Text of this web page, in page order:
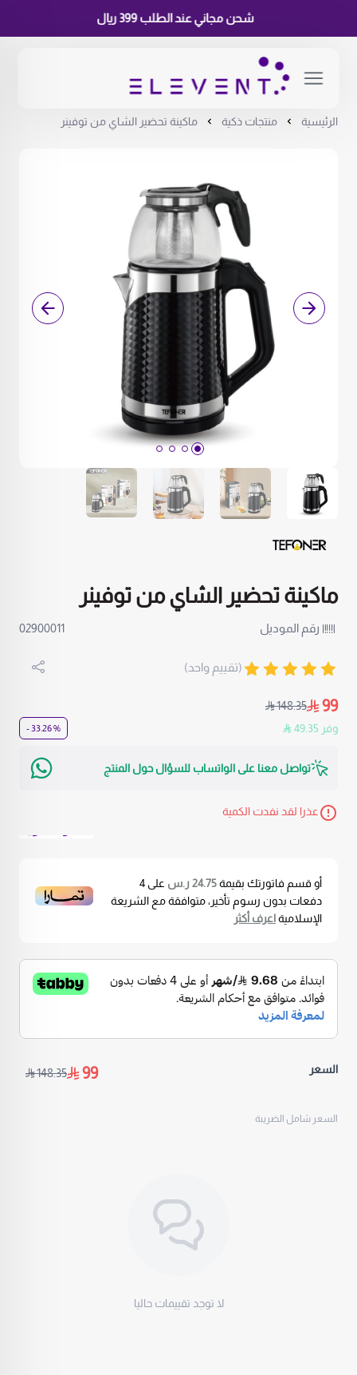
شحن مجاني عند الطلب 399 ريال
الرئيسية منتجات ذكية ماكينة تحضير الشاي من توفينر
ماكينة تحضير الشاي من توفينر
رقم الموديل 02900011
(تقييم واحد)
99
148.35
وفر 49.35 % 33.26 -
تواصل معنا على الواتساب للسؤال حول المنتج
عذرا لقد نفدت الكمية
أو قسم فاتورتك بقيمة24.75 ر.س على 4
دفعات بدون رسوم تأخير، متوافقة مع الشريعة
الإسلاميةاعرف أكثر
السعر 99
148.35
السعر شامل الضريبة
لا توجد تقييمات حاليا